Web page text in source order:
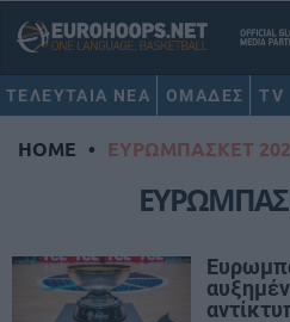
ΤΕΛΕΥΤΑΙΑ ΝΕΑ ΟΜΑΔΕΣ TV
HOME • ΕΥΡΩΜΠΑΣΚΕΤ